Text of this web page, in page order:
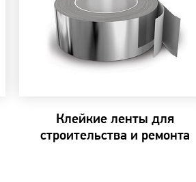
Клейкие ленты для
строительства и ремонта